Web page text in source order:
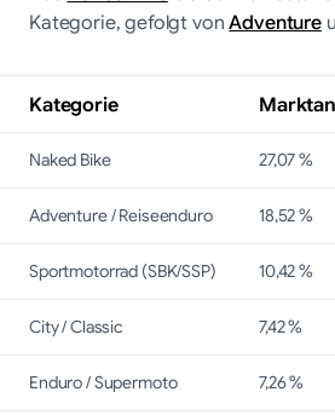
Kategorie, gefolgt vonAdventure
Kategorie
Naked Bike
27,07 %
Adventure / Reiseenduro
18,52 %
Sportmotorrad (SBK/SSP)
10,42 %
City / Classic
7,42 %
Enduro / Supermoto
7,26 %